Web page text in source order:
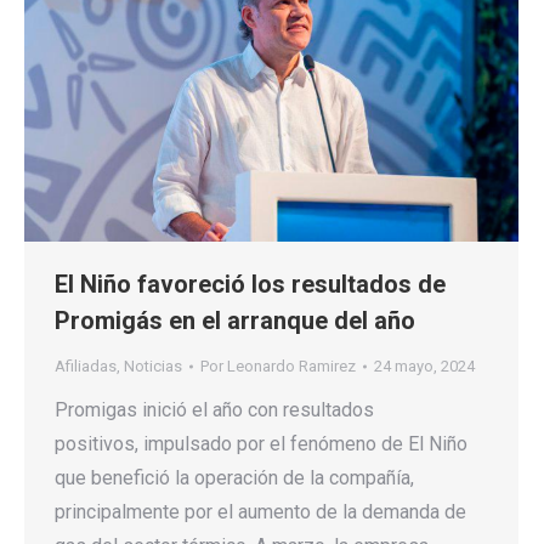
El Niño favoreció los resultados de
Promigás en el arranque del año
Afiliadas, Noticias Por Leonardo Ramirez 24 mayo, 2024
Promigas inició el año con resultados
positivos, impulsado por el fenómeno de El Niño
que benefició la operación de la compañía,
principalmente por el aumento de la demanda de